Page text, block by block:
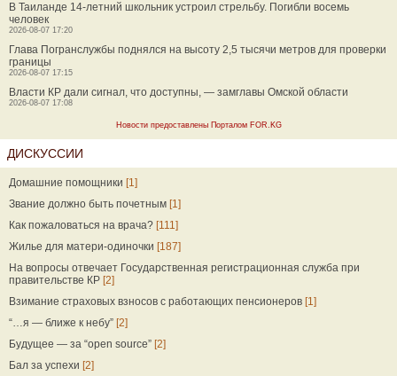
В Таиланде 14-летний школьник устроил стрельбу. Погибли восемь
человек
2026-08-07 17:20
Глава Погранслужбы поднялся на высоту 2,5 тысячи метров для проверки
границы
2026-08-07 17:15
Власти КР дали сигнал, что доступны, — замглавы Омской области
2026-08-07 17:08
Новости предоставлены Порталом FOR.KG
ДИСКУССИИ
Домашние помощники [1]
Звание должно быть почетным [1]
Как пожаловаться на врача? [111]
Жилье для матери-одиночки [187]
На вопросы отвечает Государственная регистрационная служба при
правительстве КР [2]
Взимание страховых взносов с работающих пенсионеров [1]
“…я — ближе к небу” [2]
Будущее — за “open source” [2]
Бал за успехи [2]